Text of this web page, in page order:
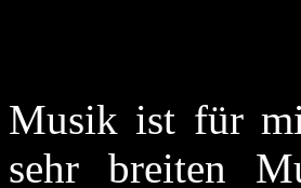
Musik ist für
sehr breiten